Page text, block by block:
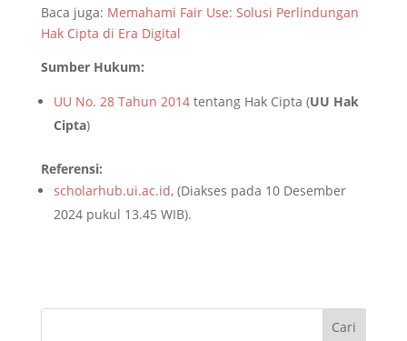
Baca juga: Memahami Fair Use: Solusi Perlindungan
Hak Cipta di Era Digital
Sumber Hukum:
UU No. 28 Tahun 2014tentang Hak Cipta (UU Hak
Cipta)
Referensi:
scholarhub.ui.ac.id, (Diakses pada 10 Desember
2024 pukul 13.45 WIB).
Cari